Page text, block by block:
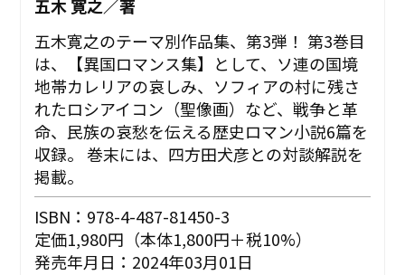
五木 寛之／著
五木寛之のテーマ別作品集、第3弾！ 第3巻目
は、【異国ロマンス集】として、ソ連の国境
地帯カレリアの哀しみ、ソフィアの村に残さ
れたロシアイコン（聖像画）など、戦争と革
命、民族の哀愁を伝える歴史ロマン小説6篇を
収録。 巻末には、四方田犬彦との対談解説を
掲載。
ISBN：978-4-487-81450-3
定価1,980円（本体1,800円＋税10%）
発売年月日：2024年03月01日